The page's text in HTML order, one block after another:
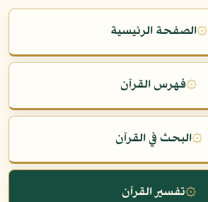
۞الصفحة الرئيسية
۞فهرس القرآن
۞البحث في القرآن
۞تفسير القرآن